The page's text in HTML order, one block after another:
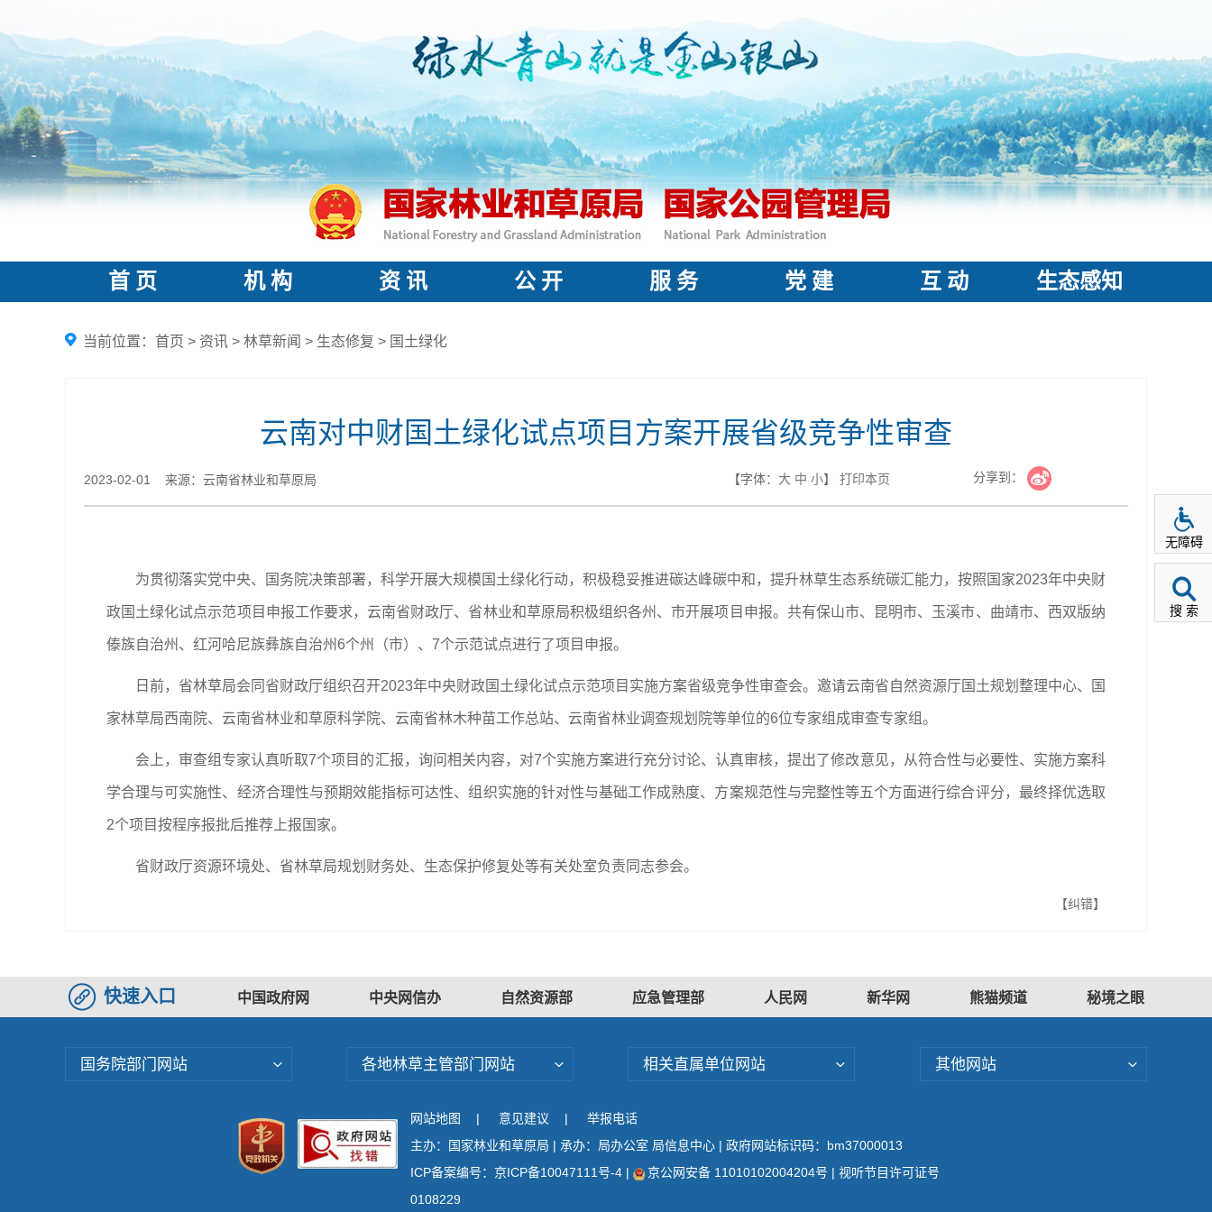
首 页 机 构 资 讯 公 开 服 务 党 建 互 动 生态感知
当前位置： 首页 > 资讯 > 林草新闻 > 生态修复 > 国土绿化
云南对中财国土绿化试点项目方案开展省级竞争性审查
2023-02-01 来源：​云南省林业和草原局 【字体： 大 中 小】 打印本页 分享到：
为贯彻落实党中央、国务院决策部署，科学开展大规模国土绿化行动，积极稳妥推进碳达峰碳中和，提升林草生态系统碳汇能力，按照国家2023年中央财
政国土绿化试点示范项目申报工作要求，云南省财政厅、省林业和草原局积极组织各州、市开展项目申报。共有保山市、昆明市、玉溪市、曲靖市、西双版纳
傣族自治州、红河哈尼族彝族自治州6个州（市）、7个示范试点进行了项目申报。
日前，省林草局会同省财政厅组织召开2023年中央财政国土绿化试点示范项目实施方案省级竞争性审查会。邀请云南省自然资源厅国土规划整理中心、国
家林草局西南院、云南省林业和草原科学院、云南省林木种苗工作总站、云南省林业调查规划院等单位的6位专家组成审查专家组。
会上，审查组专家认真听取7个项目的汇报，询问相关内容，对7个实施方案进行充分讨论、认真审核，提出了修改意见，从符合性与必要性、实施方案科
学合理与可实施性、经济合理性与预期效能指标可达性、组织实施的针对性与基础工作成熟度、方案规范性与完整性等五个方面进行综合评分，最终择优选取
2个项目按程序报批后推荐上报国家。
省财政厅资源环境处、省林草局规划财务处、生态保护修复处等有关处室负责同志参会。
【纠错】
快速入口 中国政府网 中央网信办 自然资源部 应急管理部 人民网 新华网 熊猫频道 秘境之眼
国务院部门网站 各地林草主管部门网站 相关直属单位网站 其他网站
网站地图 | 意见建议 |
举报电话
主办：国家林业和草原局 | 承办：局办公室 局信息中心 | 政府网站标识码：bm37000013
ICP备案编号：京ICP备10047111号-4 | 京公网安备 11010102004204号 | 视听节目许可证号
0108229
无障碍
搜 索